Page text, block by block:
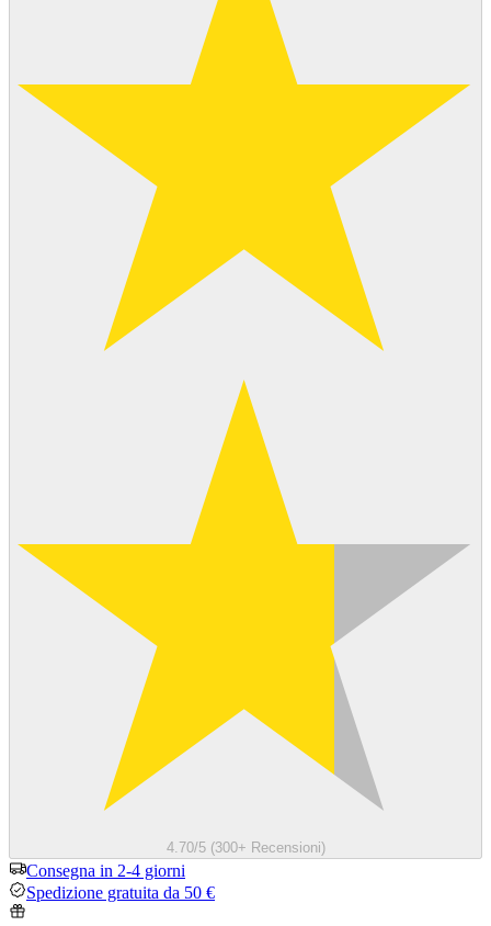
4.70/5 (300+ Recensioni)
Consegna in 2-4 giorni
Spedizione gratuita da 50 €